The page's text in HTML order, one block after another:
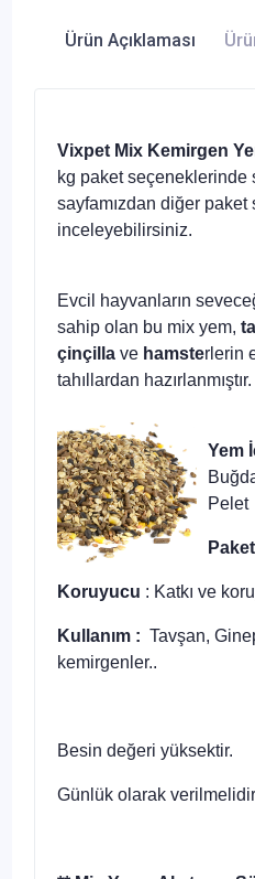
Ürün Açıklaması
Vixpet Mix Kemirgen
kg paket seçeneklerinde
sayfamızdan diğer paket
inceleyebilirsiniz.
Evcil hayvanların
sahip olan bu mix yem,
çinçilla ve hamsterlerin
tahıllardan hazırlanmıştır.
Yem
Pelet
Koruyucu : Katkı ve
Kullanım : Tavşan,
kemirgenler..
Besin değeri yüksektir.
Günlük olarak